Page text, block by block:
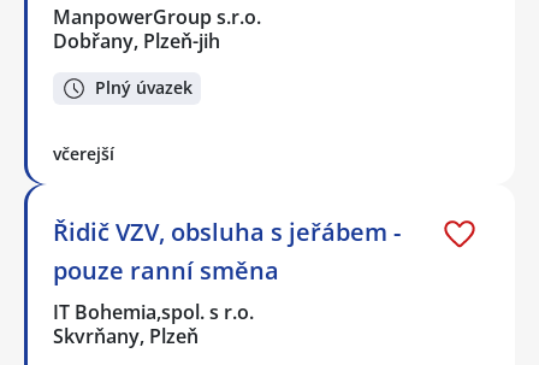
ManpowerGroup s.r.o.
Dobřany, Plzeň-jih
Plný úvazek
včerejší
Řidič VZV, obsluha s jeřábem -
pouze ranní směna
IT Bohemia,spol. s r.o.
Skvrňany, Plzeň